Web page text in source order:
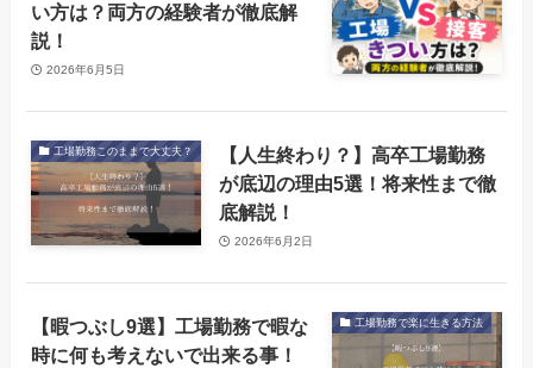
い方は？両方の経験者が徹底解
説！
2026年6月5日
工場勤務このままで大丈夫？
【人生終わり？】高卒工場勤務
が底辺の理由5選！将来性まで徹
底解説！
2026年6月2日
工場勤務で楽に生きる方法
【暇つぶし9選】工場勤務で暇な
時に何も考えないで出来る事！